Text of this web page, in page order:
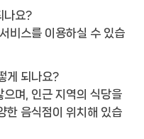
나요?
비스를 이용하실 수 있습
게 되나요?
며, 인근 지역의 식당을
한 음식점이 위치해 있습